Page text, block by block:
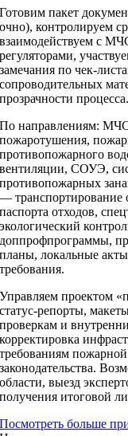
Готовим пакет
очно), контролируем
взаимодействуем с
регуляторами,
замечания по
сопроводительных
прозрачности процесса.
По направлениям:
пожаротушения,
противопожарного
вентиляции, СОУЭ,
противопожарных
— транспортирование
паспорта отходов,
экологический
доппрофпрограммы,
планы, локальные
требования.
Управляем проектом
статус‑репорты,
проверкам и
корректировка
требованиям
законодательства.
области, выезд
получения итоговой
Посмотреть больше